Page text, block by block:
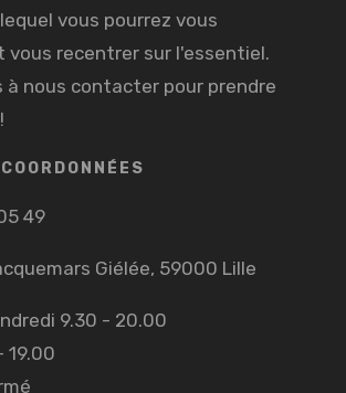
vous pourrez vous
vous recentrer sur l'essentiel.
à nous contacter pour prendre
49
Giélée, 59000 Lille
9.30 - 20.00
19.00